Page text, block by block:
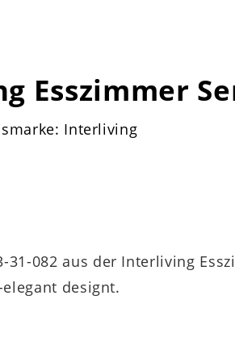
Esszimmer
Interliving
31-082 aus der Interliving
designt.